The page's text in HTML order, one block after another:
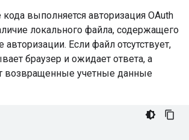
выполняется авторизация OAuth
локального файла, содержащего
Если файл отсутствует,
браузер и ожидает ответа, а
возвращенные учетные данные